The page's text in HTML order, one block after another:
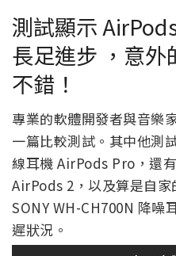
測試顯示
長足進步 ，意外
不錯！
專業的軟體開發者與音樂
一篇比較測試。其中他測
線耳機 AirPods Pro，還
AirPods 2，以及算是自
SONY WH-CH700N 降噪
遲狀況。